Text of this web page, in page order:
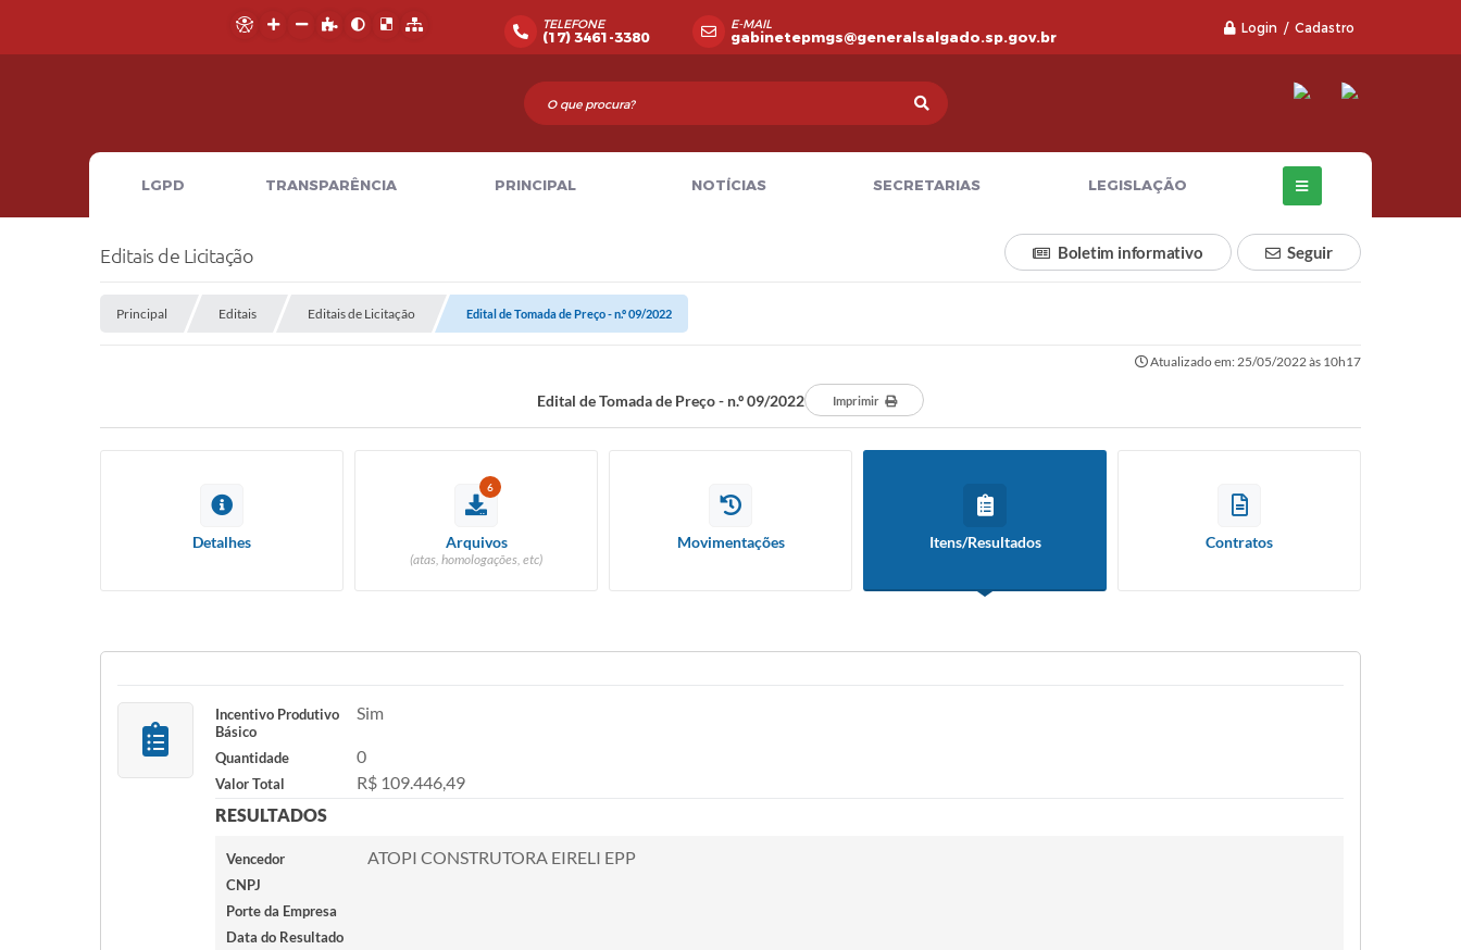
Login / Cadastro
TELEFONE
(17) 3461-3380
E-MAIL
gabinetepmgs@generalsalgado.sp.gov.br
LGPD TRANSPARÊNCIA PRINCIPAL NOTÍCIAS SECRETARIAS LEGISLAÇÃO
Editais de Licitação Seguir
Boletim informativo
Principal Editais Editais de Licitação Edital de Tomada de Preço - n.º 09/2022
Atualizado em: 25/05/2022 às 10h17
Edital de Tomada de Preço - n.º 09/2022 Imprimir
Detalhes
6
Arquivos
(atas, homologações, etc)
Movimentações Itens/Resultados Contratos
Incentivo Produtivo
Básico
Sim
Quantidade 0
Valor Total
R$ 109.446,49
RESULTADOS
Vencedor ATOPI CONSTRUTORA EIRELI EPP
CNPJ
Porte da Empresa
Data do Resultado